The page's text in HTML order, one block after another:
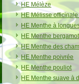
HE Mélèze
HE Mélisse
HE Menthe à
HE Menthe
HE Menthe des
HE Menthe poivrée
HE Menthe pouliot
HE Menthe suave à